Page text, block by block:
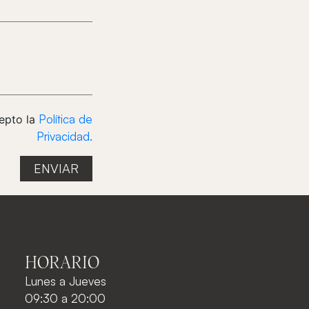
la Política de
Privacidad.
HORARIO
Lunes a Jueves
09:30 a 20:00